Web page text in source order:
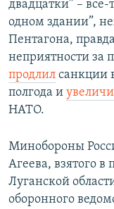
двадцатки” – все-
одном здании”,
Пентагона,
неприятности за
продлил санкции
полгода и
НАТО.
Минобороны
Агеева, взятого
Луганской
оборонного